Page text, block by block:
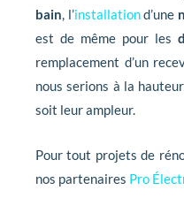
bain, l’installationd’une
est de même pour les
remplacement d’un
nous serions à la
soit leur ampleur.
Pour tout projets de
nos partenaires Pro